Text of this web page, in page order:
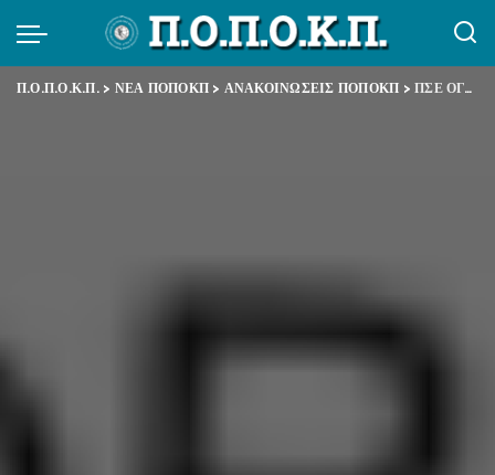
Π.Ο.Π.Ο.Κ.Π.> ΝΕΑ ΠΟΠΟΚΠ > ΑΝΑΚΟΙΝΩΣΕΙΣ ΠΟΠΟΚΠ >ΠΣΕ ΟΓΑ (ΟΠΕΚΑ – ΕΦΚΑ) ΑΠΕΡΓΙΑ – ΑΠΟΧΗ ΑΠΟ ΤΗΝ ΑΞΙΟΛΟΓΗΣΗ ΑΞΙΟΛΟΓΙΚΗΣ ΠΕΡΙΟΔΟΥ 2021 / ΠΑΡΑΤΑΣΗ ΥΠΟΒΟΛΗΣ ΔΗΛΩΣΗΣ